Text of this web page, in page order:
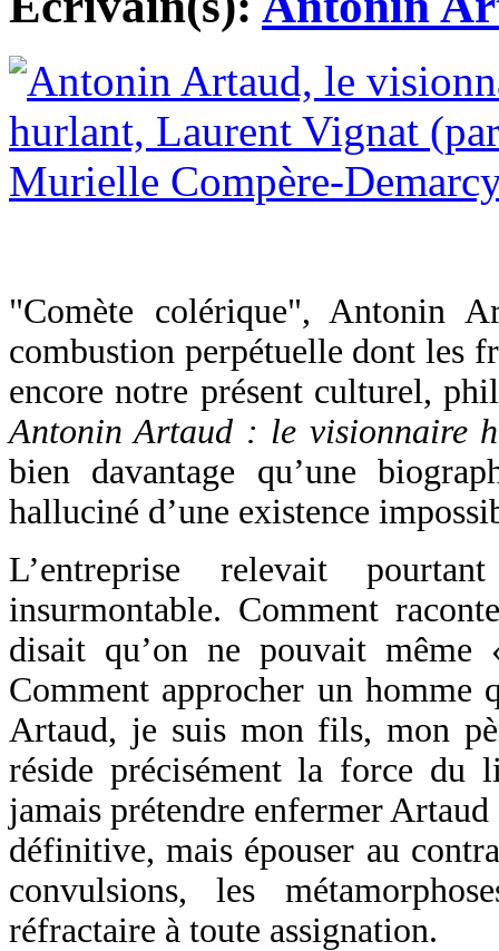
"Comète colérique", Antonin
combustion perpétuelle dont les
encore notre présent culturel,
Antonin Artaud : le visionnaire
bien davantage qu’une
halluciné d’une existence
L’entreprise relevait
insurmontable. Comment
disait qu’on ne pouvait
Comment approcher un
Artaud, je suis mon fils, mon
réside précisément la force du
jamais prétendre enfermer
définitive, mais épouser au
convulsions, les
réfractaire à toute assignation.